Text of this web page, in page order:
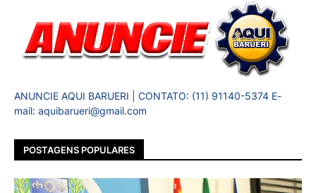
ANUNCIE AQUI BARUERI | CONTATO: (11) 91140-5374 E-
mail: aquibarueri@gmail.com
POSTAGENS POPULARES